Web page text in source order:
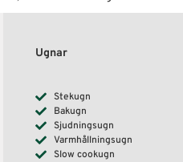
Ugnar
Stekugn
Bakugn
Sjudningsugn
Varmhållningsugn
Slow cookugn